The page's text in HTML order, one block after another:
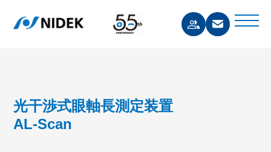
光干渉式眼軸長測定装置
AL-Scan